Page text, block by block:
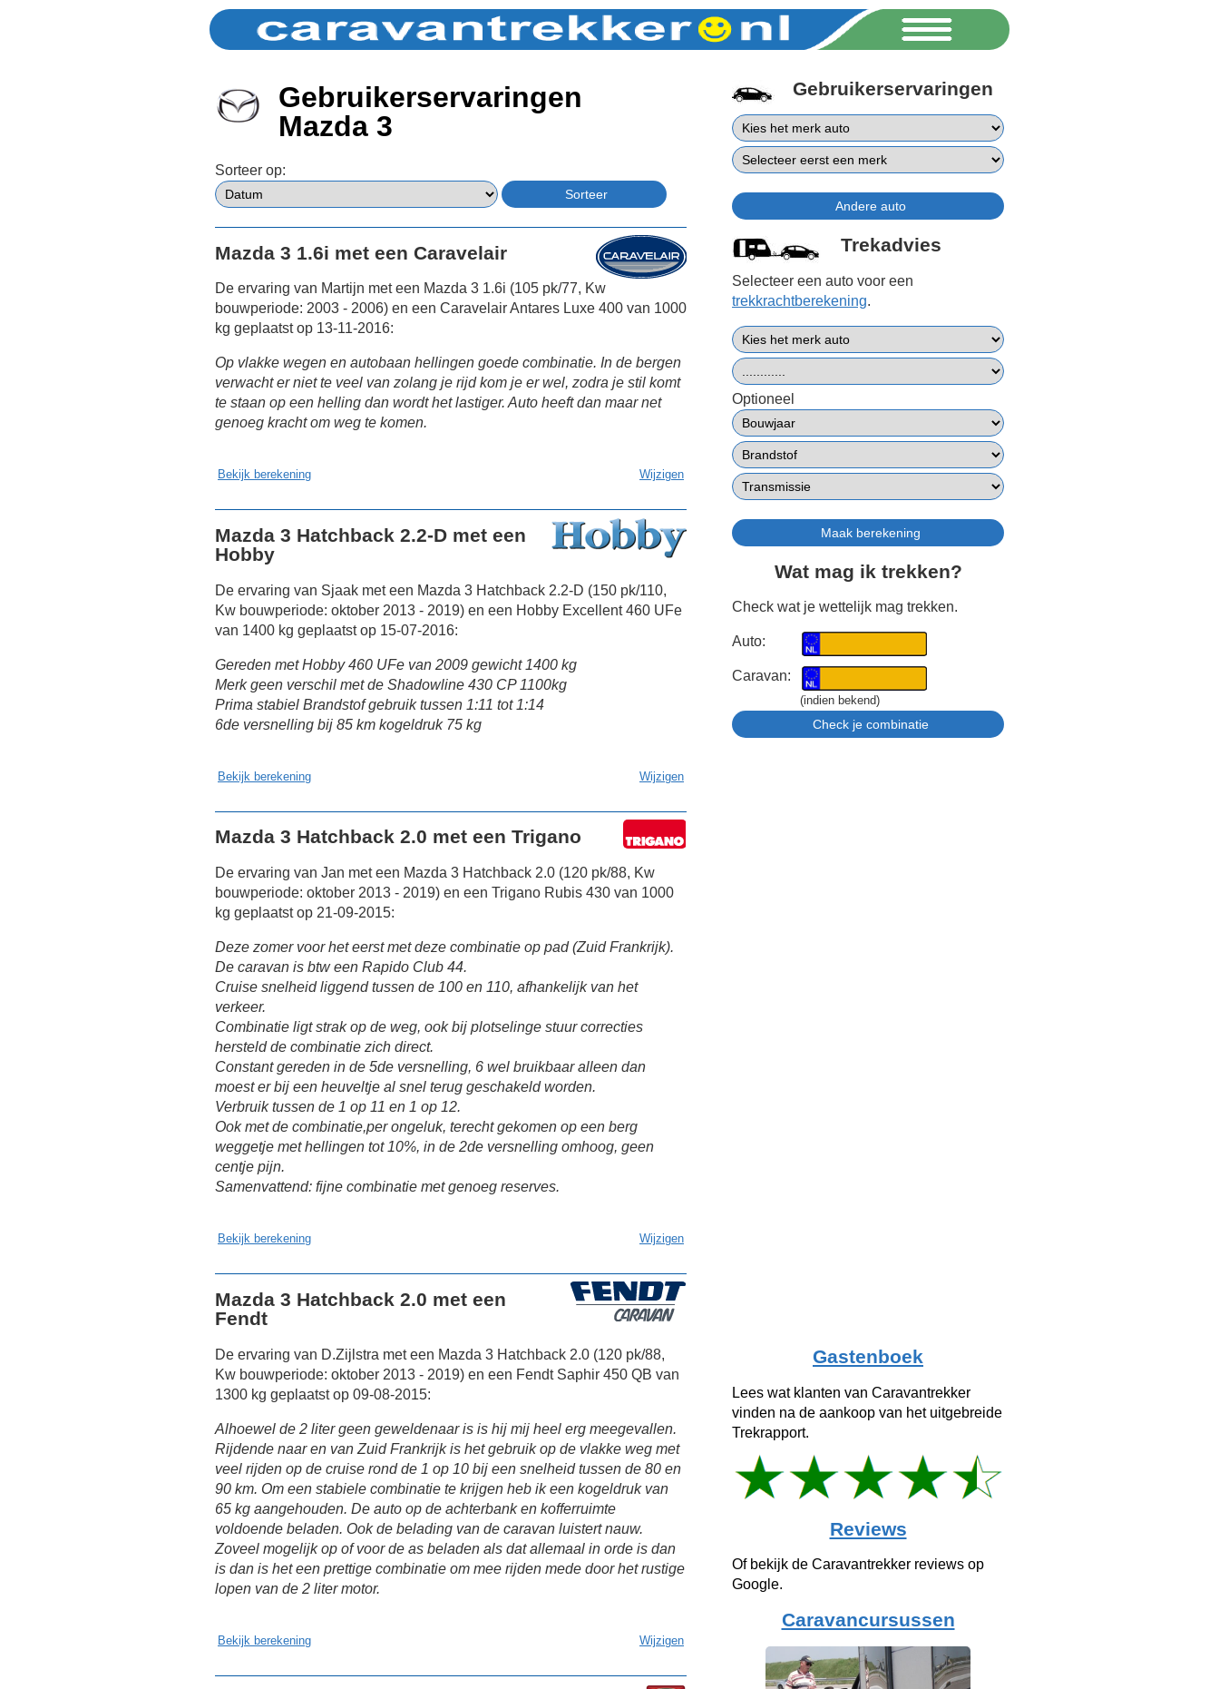
Gebruikerservaringen
Mazda 3
Sorteer op:
Mazda 3 1.6i met een Caravelair
De ervaring van Martijn met een Mazda 3 1.6i (105 pk/77, Kw
bouwperiode: 2003 - 2006) en een Caravelair Antares Luxe 400 van 1000
kg geplaatst op 13-11-2016:
Op vlakke wegen en autobaan hellingen goede combinatie. In de bergen
verwacht er niet te veel van zolang je rijd kom je er wel, zodra je stil komt
te staan op een helling dan wordt het lastiger. Auto heeft dan maar net
genoeg kracht om weg te komen.
Bekijk berekening Wijzigen
Mazda 3 Hatchback 2.2-D met een
Hobby
De ervaring van Sjaak met een Mazda 3 Hatchback 2.2-D (150 pk/110,
Kw bouwperiode: oktober 2013 - 2019) en een Hobby Excellent 460 UFe
van 1400 kg geplaatst op 15-07-2016:
Gereden met Hobby 460 UFe van 2009 gewicht 1400 kg
Merk geen verschil met de Shadowline 430 CP 1100kg
Prima stabiel Brandstof gebruik tussen 1:11 tot 1:14
6de versnelling bij 85 km kogeldruk 75 kg
Bekijk berekening Wijzigen
Mazda 3 Hatchback 2.0 met een Trigano
De ervaring van Jan met een Mazda 3 Hatchback 2.0 (120 pk/88, Kw
bouwperiode: oktober 2013 - 2019) en een Trigano Rubis 430 van 1000
kg geplaatst op 21-09-2015:
Deze zomer voor het eerst met deze combinatie op pad (Zuid Frankrijk).
De caravan is btw een Rapido Club 44.
Cruise snelheid liggend tussen de 100 en 110, afhankelijk van het
verkeer.
Combinatie ligt strak op de weg, ook bij plotselinge stuur correcties
hersteld de combinatie zich direct.
Constant gereden in de 5de versnelling, 6 wel bruikbaar alleen dan
moest er bij een heuveltje al snel terug geschakeld worden.
Verbruik tussen de 1 op 11 en 1 op 12.
Ook met de combinatie,per ongeluk, terecht gekomen op een berg
weggetje met hellingen tot 10%, in de 2de versnelling omhoog, geen
centje pijn.
Samenvattend: fijne combinatie met genoeg reserves.
Bekijk berekening Wijzigen
Mazda 3 Hatchback 2.0 met een
Fendt
De ervaring van D.Zijlstra met een Mazda 3 Hatchback 2.0 (120 pk/88,
Kw bouwperiode: oktober 2013 - 2019) en een Fendt Saphir 450 QB van
1300 kg geplaatst op 09-08-2015:
Alhoewel de 2 liter geen geweldenaar is is hij mij heel erg meegevallen.
Rijdende naar en van Zuid Frankrijk is het gebruik op de vlakke weg met
veel rijden op de cruise rond de 1 op 10 bij een snelheid tussen de 80 en
90 km. Om een stabiele combinatie te krijgen heb ik een kogeldruk van
65 kg aangehouden. De auto op de achterbank en kofferruimte
voldoende beladen. Ook de belading van de caravan luistert nauw.
Zoveel mogelijk op of voor de as beladen als dat allemaal in orde is dan
is dan is het een prettige combinatie om mee rijden mede door het rustige
lopen van de 2 liter motor.
Bekijk berekening Wijzigen
Gebruikerservaringen
Trekadvies
Selecteer een auto voor een
trekkrachtberekening.
Optioneel
Wat mag ik trekken?
Check wat je wettelijk mag trekken.
Auto:
Caravan:
(indien bekend)
Gastenboek
Lees wat klanten van Caravantrekker
vinden na de aankoop van het uitgebreide
Trekrapport.
Reviews
Of bekijk de Caravantrekker reviews op
Google.
Caravancursussen